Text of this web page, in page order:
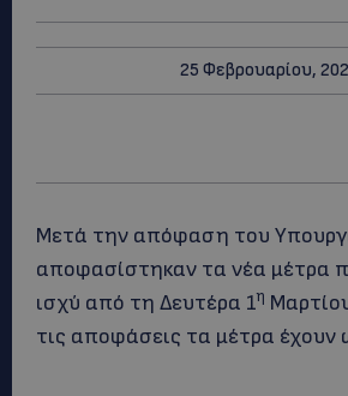
25 Φεβρουαρίου,
Μετά την απόφαση του
αποφασίστηκαν τα νέα μέτρα
ισχύ από τη Δευτέρα 1η
τις αποφάσεις τα μέτρα έχουν